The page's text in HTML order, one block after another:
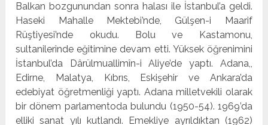
Bal­kan bozgunundan sonra halası ile İstanbul’a geldi.
Haseki Mahalle Mektebi’nde, Gülşen-i Maarif
Rüştiyesi’nde okudu. Bolu ve Kastamonu,
sultanilerinde eğitimine devam etti. Yüksek öğrenimini
İstanbul’da Dârülmuallimîn-i Aliye’de yaptı. Adana,,
Edirne, Malatya, Kıbrıs, Eskişehir ve Ankara’­da
edebiyat öğretmenliği yaptı. Adana milletvekili olarak
bir dönem parlamentoda bulundu (1950-54). 1969’da
elliki sanat yılı kutlandı. Emekliye ayrıldıktan (1962)